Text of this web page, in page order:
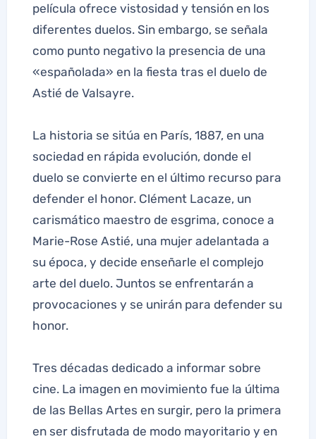
película ofrece vistosidad y tensión en los
diferentes duelos. Sin embargo, se señala
como punto negativo la presencia de una
«españolada» en la fiesta tras el duelo de
Astié de Valsayre.
La historia se sitúa en París, 1887, en una
sociedad en rápida evolución, donde el
duelo se convierte en el último recurso para
defender el honor. Clément Lacaze, un
carismático maestro de esgrima, conoce a
Marie-Rose Astié, una mujer adelantada a
su época, y decide enseñarle el complejo
arte del duelo. Juntos se enfrentarán a
provocaciones y se unirán para defender su
honor.
Tres décadas dedicado a informar sobre
cine. La imagen en movimiento fue la última
de las Bellas Artes en surgir, pero la primera
en ser disfrutada de modo mayoritario y en